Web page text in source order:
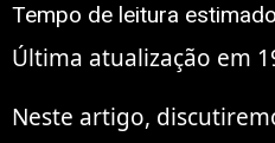
Tempo de leitura
Última atualização em
Neste artigo,